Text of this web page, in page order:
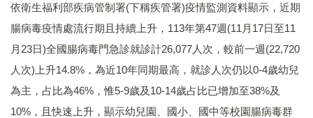
依衛生福利部疾病管制署(下稱疾管署)疫情監測資料顯示，近期
腸病毒疫情處流行期且持續上升，113年第47週(11月17日至11
月23日)全國腸病毒門急診就診計26,077人次，較前一週(22,720
人次)上升14.8%，為近10年同期最高，就診人次仍以0-4歲幼兒
為主，占比為46%，惟5-9歲及10-14歲占比已增加至38%及
10%，且快速上升，顯示幼兒園、國小、國中等校園腸病毒群